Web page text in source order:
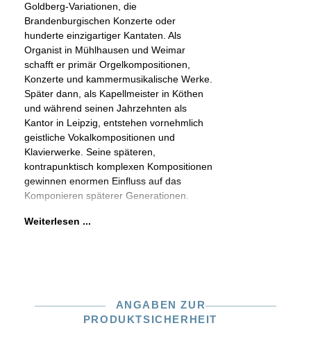
Goldberg-Variationen, die
Brandenburgischen Konzerte oder
hunderte einzigartiger Kantaten. Als
Organist in Mühlhausen und Weimar
schafft er primär Orgelkompositionen,
Konzerte und kammermusikalische Werke.
Später dann, als Kapellmeister in Köthen
und während seinen Jahrzehnten als
Kantor in Leipzig, entstehen vornehmlich
geistliche Vokalkompositionen und
Klavierwerke. Seine späteren,
kontrapunktisch komplexen Kompositionen
gewinnen enormen Einfluss auf das
Komponieren späterer Generationen.
Weiterlesen ...
ANGABEN ZUR
PRODUKTSICHERHEIT